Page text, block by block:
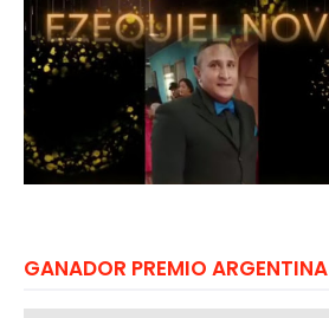
GANADOR PREMIO ARGENTINA